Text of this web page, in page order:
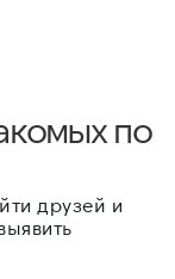
по
друзей и